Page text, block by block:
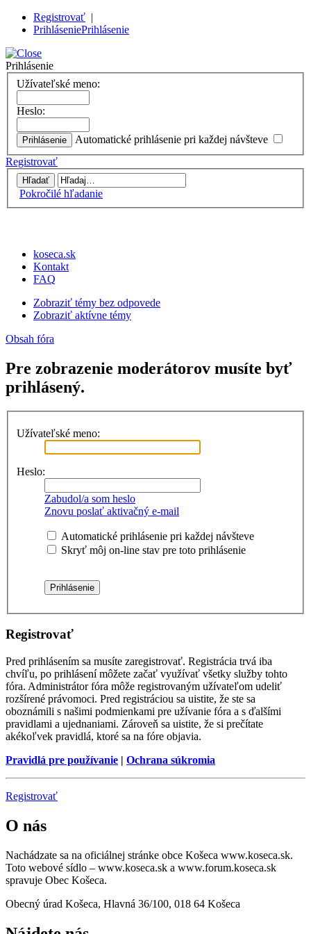
Registrovať |
PrihláseniePrihlásenie
Prihlásenie
Užívateľské meno:
Heslo:
Automatické prihlásenie pri každej návšteve
Registrovať
Pokročilé hľadanie
koseca.sk
Kontakt
FAQ
Zobraziť témy bez odpovede
Zobraziť aktívne témy
Obsah fóra
Pre zobrazenie moderátorov musíte byť
prihlásený.
Užívateľské meno:
Heslo:
Zabudol/a som heslo
Znovu poslať aktivačný e-mail
Automatické prihlásenie pri každej návšteve
Skryť môj on-line stav pre toto prihlásenie
Registrovať
Pred prihlásením sa musíte zaregistrovať. Registrácia trvá iba
chvíľu, po prihlásení môžete začať využívať všetky služby tohto
fóra. Administrátor fóra môže registrovaným užívateľom udeliť
rozšírené právomoci. Pred registráciou sa uistite, že ste sa
oboznámili s našimi podmienkami pre užívanie fóra a s ďalšími
pravidlami a ujednaniami. Zároveň sa uistite, že si prečítate
akékoľvek pravidlá, ktoré sa na fóre objavia.
Pravidlá pre používanie | Ochrana súkromia
Registrovať
O nás
Nachádzate sa na oficiálnej stránke obce Košeca www.koseca.sk.
Toto webové sídlo – www.koseca.sk a www.forum.koseca.sk
spravuje Obec Košeca.
Obecný úrad Košeca, Hlavná 36/100, 018 64 Košeca